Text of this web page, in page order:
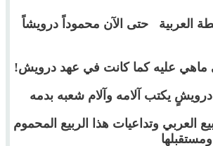
العربية حتى الآن محموداً درويشاً
عليه كما كانت في عهد درويش!
درويشٍ يكتب آلامه وآلام شعبه بدمه
العربي وتداعيات هذا الربيع المحموم